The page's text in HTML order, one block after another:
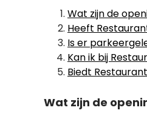
Wat zijn de
Heeft
Is er
Kan ik bij
Biedt
Wat zijn de